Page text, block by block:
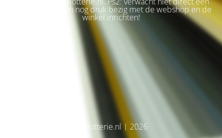
antwoord. We zijn nog druk bezig met de webshop en de
winkel inrichten!
© Plotterie.nl | 2026